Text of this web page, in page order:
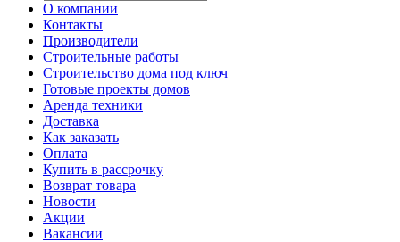
О компании
Контакты
Производители
Строительные работы
Строительство дома под ключ
Готовые проекты домов
Аренда техники
Доставка
Как заказать
Оплата
Купить в рассрочку
Возврат товара
Новости
Акции
Вакансии